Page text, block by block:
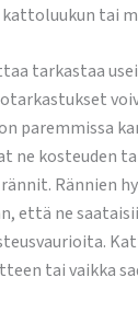
tai
tarkastaa
paremmissa
ne kosteuden
Rännien
että ne
tai vaikka